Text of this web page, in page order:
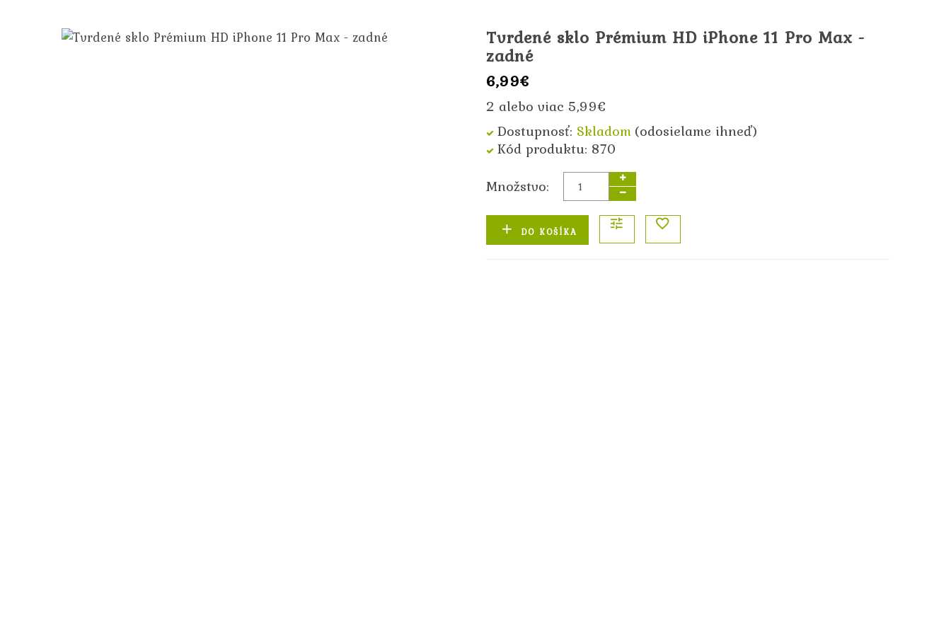
Tvrdené sklo Prémium HD iPhone 11 Pro Max -
zadné
6,99€
2 alebo viac 5,99€
Dostupnosť: Skladom (odosielame ihneď)
Kód produktu: 870
Množstvo:
DO KOŠÍKA